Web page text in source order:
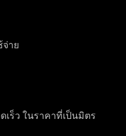
าย
เร็ว ในราคาที่เป็นมิตร